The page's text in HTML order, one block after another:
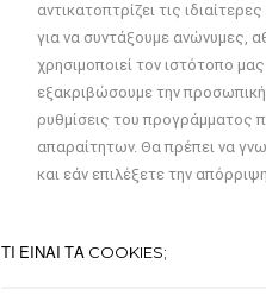
αντικατοπτρίζει τις
για να συντάξουμε ανώνυμες,
χρησιμοποιεί τον ιστότοπο
εξακριβώσουμε την
ρυθμίσεις του προγράμματος
απαραίτητων. Θα πρέπει να
και εάν επιλέξετε την
ΤΙ ΕΙΝΑΙ ΤΑ COOKIES;